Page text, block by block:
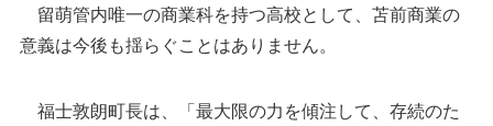
留萌管内唯一の商業科を持つ高校として、苫前商業の
意義は今後も揺らぐことはありません。
福士敦朗町長は、「最大限の力を傾注して、存続のた